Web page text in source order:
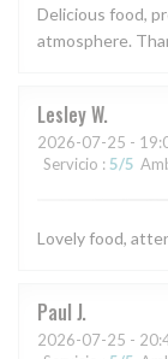
Delicious food,
atmosphere.
LesleyW
2026-07-25 -
Servicio : 5/5
Lovely food,
Paul J
2026-07-25 -